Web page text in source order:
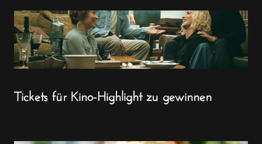
Tickets für Kino-Highlight zu gewinnen